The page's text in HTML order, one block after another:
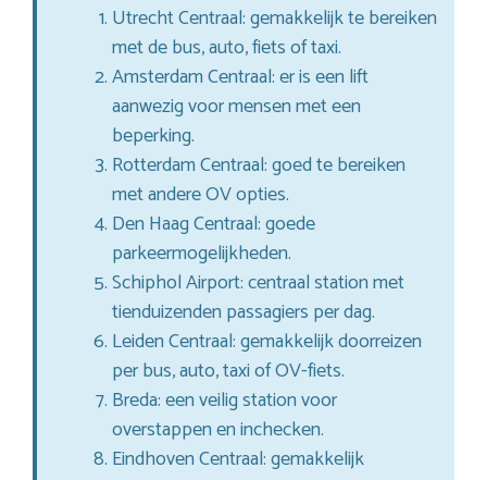
Utrecht Centraal: gemakkelijk te bereiken
met de bus, auto, fiets of taxi.
Amsterdam Centraal: er is een lift
aanwezig voor mensen met een
beperking.
Rotterdam Centraal: goed te bereiken
met andere OV opties.
Den Haag Centraal: goede
parkeermogelijkheden.
Schiphol Airport: centraal station met
tienduizenden passagiers per dag.
Leiden Centraal: gemakkelijk doorreizen
per bus, auto, taxi of OV-fiets.
Breda: een veilig station voor
overstappen en inchecken.
Eindhoven Centraal: gemakkelijk